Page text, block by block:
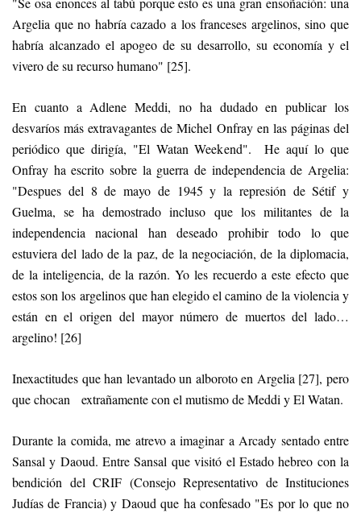
Argelia que no habría cazado a los franceses argelinos, sino que
habría alcanzado el apogeo de su desarrollo, su economía y el
vivero de su recurso humano" [25].
En cuanto a Adlene Meddi, no ha dudado en publicar los
desvaríos más extravagantes de Michel Onfray en las páginas del
periódico que dirigía, "El Watan Weekend". He aquí lo que
Onfray ha escrito sobre la guerra de independencia de Argelia:
"Despues del 8 de mayo de 1945 y la represión de Sétif y
Guelma, se ha demostrado incluso que los militantes de la
independencia nacional han deseado prohibir todo lo que
estuviera del lado de la paz, de la negociación, de la diplomacia,
de la inteligencia, de la razón. Yo les recuerdo a este efecto que
estos son los argelinos que han elegido el camino de la violencia y
están en el origen del mayor número de muertos del lado…
argelino! [26]
Inexactitudes que han levantado un alboroto en Argelia [27], pero
que chocan extrañamente con el mutismo de Meddi y El Watan.
Durante la comida, me atrevo a imaginar a Arcady sentado entre
Sansal y Daoud. Entre Sansal que visitó el Estado hebreo con la
bendición del CRIF (Consejo Representativo de Instituciones
Judías de Francia) y Daoud que ha confesado "Es por lo que no